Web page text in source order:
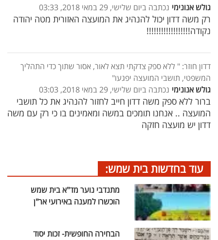
גולש אנונימי נכתבה ביום שלישי, 29 במאי 2018, 03:33
רק משה דדון יכול להנהיג את המועצה האזורית מטה יהודה
נקודה!!!!!!!!!!!!!!!!!!
דדון חוזר: " ללא ספק צדקתי תצא לאור, אסור שתוך כדי התהליך
המשפטי, תושבי המועצה יפגעו"
גולש אנונימי נכתבה ביום שלישי, 29 במאי 2018, 03:03
ברור ללא ספק משה דדון חייב לחזור להנהיג את כל תושבי
המועצה .. אנחנו תומכים במשה ומאמינים בו כי רק עם משה
דדון יש מועצה חזקה
עוד בחדשות בית שמש:
מתנדבי נוער מד"א בית שמש
הוכשרו למענה באירועי אר"ן
הבחירה החופשית- זכות יסוד